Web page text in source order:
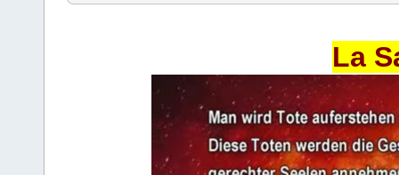
La